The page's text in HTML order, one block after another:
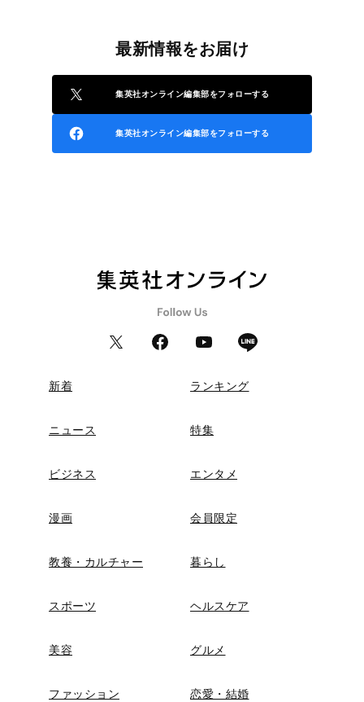
最新情報をお届け
集英社オンライン編集部をフォローする
集英社オンライン編集部をフォローする
新着 ランキング
ニュース 特集
ビジネス エンタメ
漫画 会員限定
教養・カルチャー 暮らし
スポーツ ヘルスケア
美容 グルメ
ファッション 恋愛・結婚